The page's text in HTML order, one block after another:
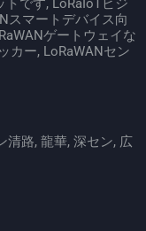
トです, LoRaIoTビジ
スマートデバイス向
ゲートウェイな
カー, LoRaWANセン
清路, 龍華, 深セン, 広